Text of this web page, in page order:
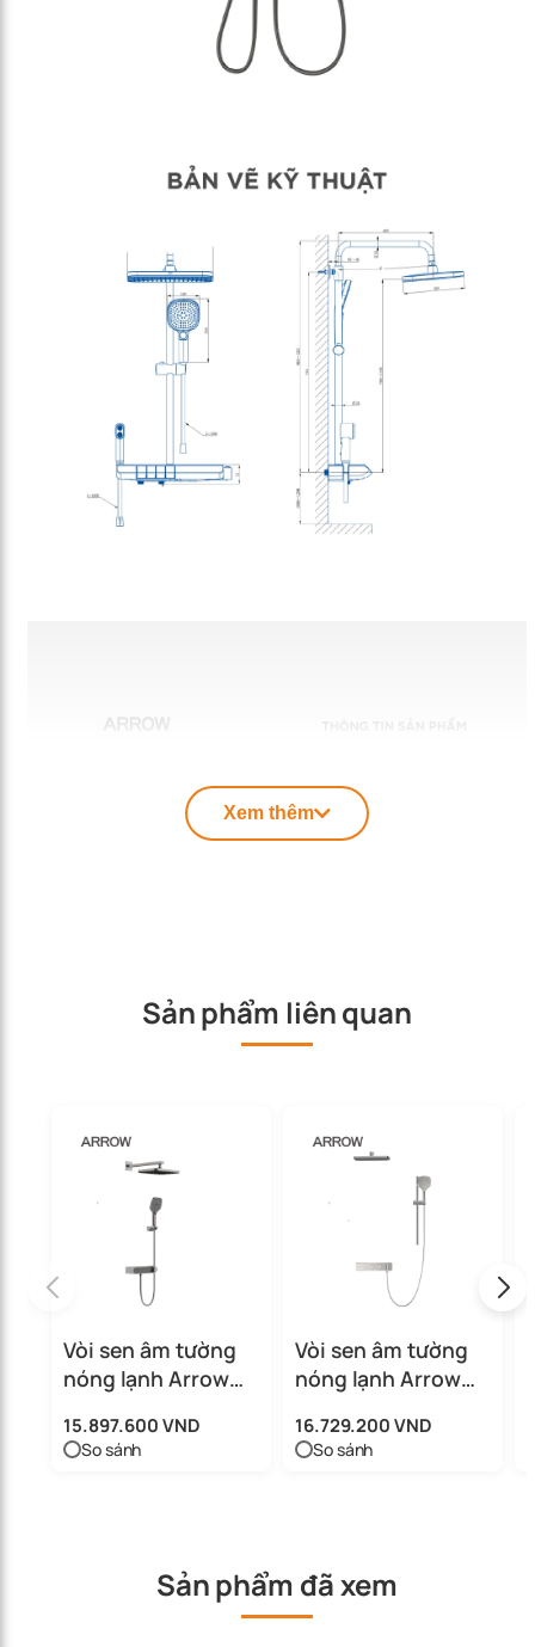
Xem thêm
Sản phẩm liên quan
Vòi sen âm tường
nóng lạnh Arrow
15.897.600 VND
So sánh
Vòi sen âm tường
nóng lạnh Arrow
16.729.200 VND
So sánh
Sản phẩm đã xem